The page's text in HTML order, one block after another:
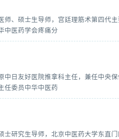
师、硕士生导师，宫廷理筋术第四代
中医药学会疼痛分
中日友好医院推拿科主任，兼任中央
任委员中华中医药
士研究生导师，北京中医药大学东直